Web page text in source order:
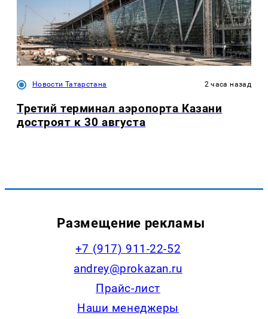
Новости Татарстана 2 часа назад
Третий терминал аэропорта Казани
достроят к 30 августа
Размещение рекламы
+7 (917) 911-22-52
andrey@prokazan.ru
Прайс-лист
Наши менеджеры